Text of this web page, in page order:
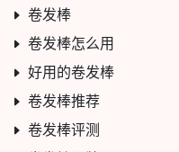
卷发棒
卷发棒怎么用
好用的卷发棒
卷发棒推荐
卷发棒评测